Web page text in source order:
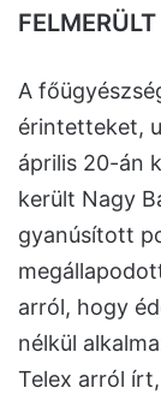
A
érintetteket,
április 20-án
került Nagy
gyanúsított
arról, hogy
nélkül
Telex arról